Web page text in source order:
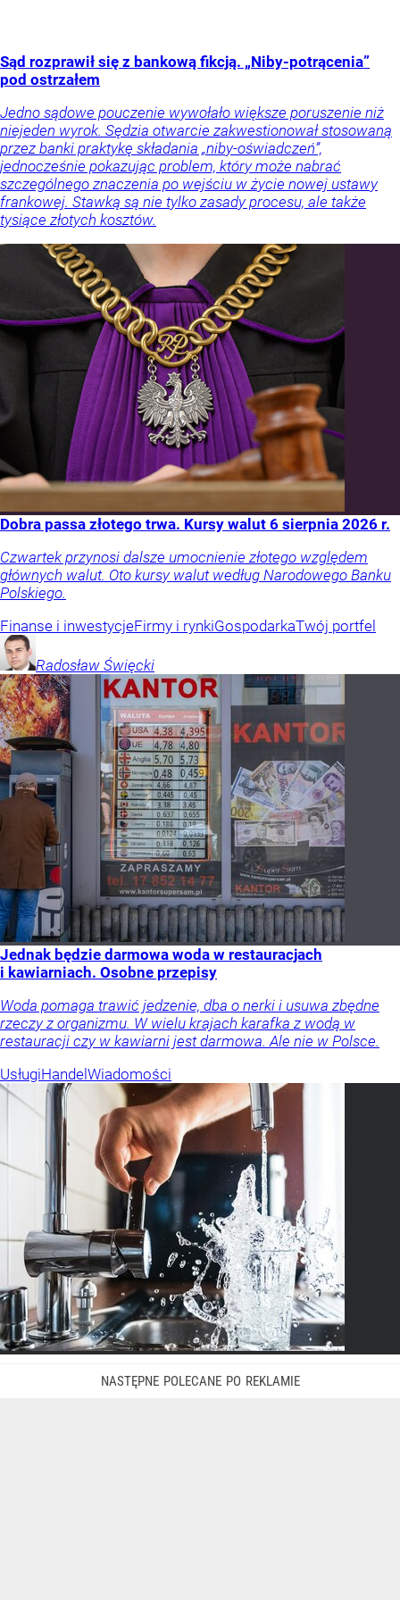
Sąd rozprawił się z bankową fikcją. „Niby-potrącenia”
pod ostrzałem
Jedno sądowe pouczenie wywołało większe poruszenie niż
niejeden wyrok. Sędzia otwarcie zakwestionował stosowaną
przez banki praktykę składania „niby-oświadczeń”,
jednocześnie pokazując problem, który może nabrać
szczególnego znaczenia po wejściu w życie nowej ustawy
frankowej. Stawką są nie tylko zasady procesu, ale także
tysiące złotych kosztów.
Dobra passa złotego trwa. Kursy walut 6 sierpnia 2026 r.
Czwartek przynosi dalsze umocnienie złotego względem
głównych walut. Oto kursy walut według Narodowego Banku
Polskiego.
Finanse i inwestycjeFirmy i rynkiGospodarkaTwój portfel
Radosław Święcki
Jednak będzie darmowa woda w restauracjach
i kawiarniach. Osobne przepisy
Woda pomaga trawić jedzenie, dba o nerki i usuwa zbędne
rzeczy z organizmu. W wielu krajach karafka z wodą w
restauracji czy w kawiarni jest darmowa. Ale nie w Polsce.
UsługiHandelWiadomości